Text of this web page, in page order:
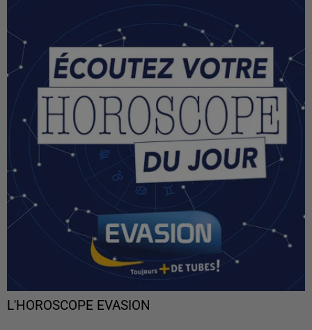
L'HOROSCOPE EVASION